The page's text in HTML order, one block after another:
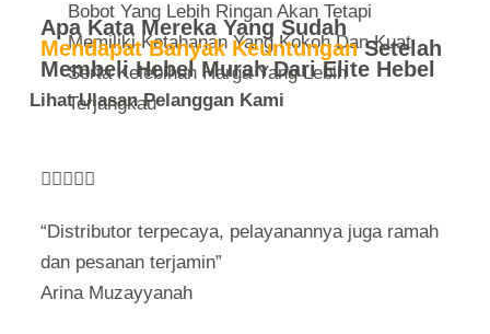
Bobot Yang Lebih Ringan Akan Tetapi
Memiliki Ketahanan Yang Kokoh Dan Kuat
Serta Kelebihan Harga Yang Lebih
Terjangkau
Apa Kata Mereka Yang Sudah
Mendapat Banyak KeuntunganSetelah
Membeli Hebel Murah Dari Elite Hebel
Lihat Ulasan Pelanggan Kami

“Distributor terpecaya, pelayanannya juga ramah
dan pesanan terjamin”
Arina Muzayyanah